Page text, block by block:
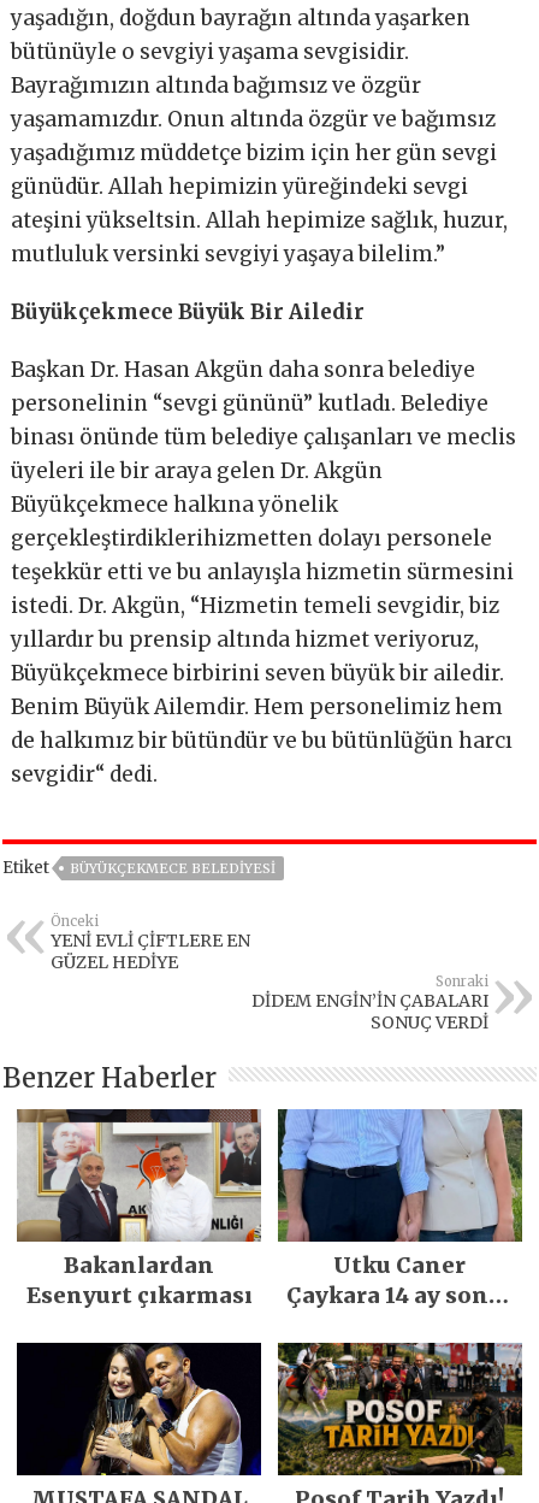
yaşadığın, doğdun bayrağın altında yaşarken
bütünüyle o sevgiyi yaşama sevgisidir.
Bayrağımızın altında bağımsız ve özgür
yaşamamızdır. Onun altında özgür ve bağımsız
yaşadığımız müddetçe bizim için her gün sevgi
günüdür. Allah hepimizin yüreğindeki sevgi
ateşini yükseltsin. Allah hepimize sağlık, huzur,
mutluluk versinki sevgiyi yaşaya bilelim.”
Büyükçekmece Büyük Bir Ailedir
Başkan Dr. Hasan Akgün daha sonra belediye
personelinin “sevgi gününü” kutladı. Belediye
binası önünde tüm belediye çalışanları ve meclis
üyeleri ile bir araya gelen Dr. Akgün
Büyükçekmece halkına yönelik
gerçekleştirdiklerihizmetten dolayı personele
teşekkür etti ve bu anlayışla hizmetin sürmesini
istedi. Dr. Akgün, “Hizmetin temeli sevgidir, biz
yıllardır bu prensip altında hizmet veriyoruz,
Büyükçekmece birbirini seven büyük bir ailedir.
Benim Büyük Ailemdir. Hem personelimiz hem
de halkımız bir bütündür ve bu bütünlüğün harcı
sevgidir“ dedi.
Etiket BÜYÜKÇEKMECE BELEDIYESI
Önceki
YENİ EVLİ ÇİFTLERE EN
GÜZEL HEDİYE
Sonraki
DİDEM ENGİN’İN ÇABALARI
SONUÇ VERDİ
Benzer Haberler
Bakanlardan
Esenyurt çıkarması
Utku Caner
Çaykara 14 ay sonra
kavuştu